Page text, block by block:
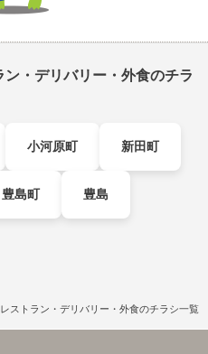
・デリバリー・外食のチラ
小河原町 新田町
豊島町 豊島
レストラン・デリバリー・外食のチラシ一覧